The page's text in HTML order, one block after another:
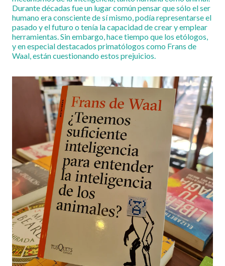
Durante décadas fue un lugar común pensar que sólo el ser
humano era consciente de sí mismo, podía representarse el
pasado y el futuro o tenía la capacidad de crear y emplear
herramientas. Sin embargo, hace tiempo que los etólogos,
y en especial destacados primatólogos como Frans de
Waal, están cuestionando estos prejuicios.